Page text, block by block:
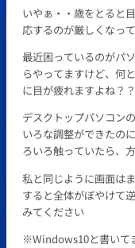
いやぁ・・歳をとると
応するのが厳しくなっ
最近困っているのがパ
らやってますけど、何
に目が疲れますよね？？
デスクトップパソコン
いろな調整ができたの
ろいろ触っていたら、
私と同じように画面は
すると全体がぼやけて
みてください
※Windows10と書いて